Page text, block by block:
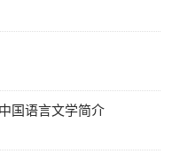
国语言文学简介